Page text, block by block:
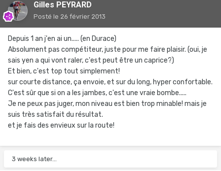
Gilles PEYRARD
Posté le 26 février 2013
Depuis 1 an j'en ai un..... (en Durace)
Absolument pas compétiteur, juste pour me faire plaisir. (oui, je
sais yen a qui vont raler, c'est peut être un caprice?)
Et bien, c'est top tout simplement!
sur courte distance, ça envoie, et sur du long, hyper confortable.
C'est sûr que si on a les jambes, c'est une vraie bombe.....
Je ne peux pas juger, mon niveau est bien trop minable! mais je
suis très satisfait du résultat.
et je fais des envieux sur la route!
3 weeks later...